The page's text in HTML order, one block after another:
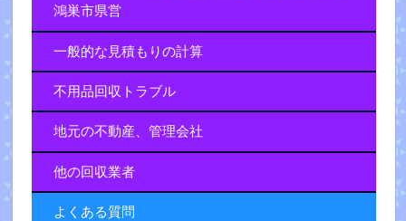
鴻巣市県営
一般的な見積もりの計算
不用品回収トラブル
地元の不動産、管理会社
他の回収業者
よくある質問